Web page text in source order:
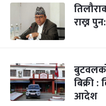
राख्न
बिक्री
आदेश